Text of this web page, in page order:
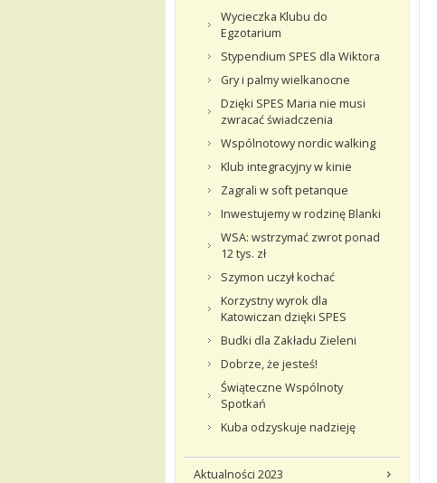
Wycieczka Klubu do
Egzotarium
Stypendium SPES dla Wiktora
Gry i palmy wielkanocne
Dzięki SPES Maria nie musi
zwracać świadczenia
Wspólnotowy nordic walking
Klub integracyjny w kinie
Zagrali w soft petanque
Inwestujemy w rodzinę Blanki
WSA: wstrzymać zwrot ponad
12 tys. zł
Szymon uczył kochać
Korzystny wyrok dla
Katowiczan dzięki SPES
Budki dla Zakładu Zieleni
Dobrze, że jesteś!
Świąteczne Wspólnoty
Spotkań
Kuba odzyskuje nadzieję
Aktualności 2023